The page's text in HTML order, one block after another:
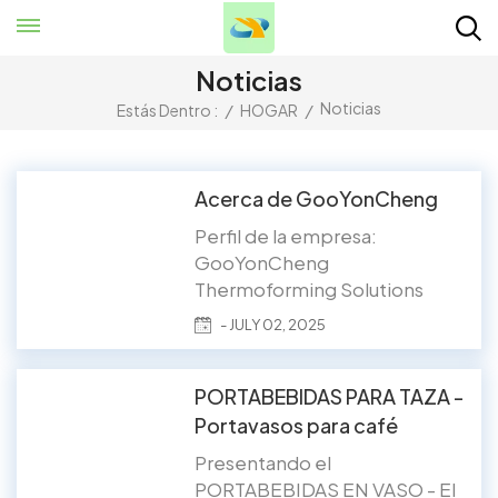
Noticias
Estás Dentro : / HOGAR / Noticias
Acerca de GooYonCheng
Perfil de la empresa:
GooYonCheng
Thermoforming Solutions​ ​
GooYonCheng​ es un
en ​productos plásticos
termoformadosReconocidos
por su diversa cartera de
líder en la industria. Con un
- JULY 02, 2025
PORTABEBIDAS PARA TAZA -
Portavasos para café
Presentando el
PORTABEBIDAS EN VASO - El